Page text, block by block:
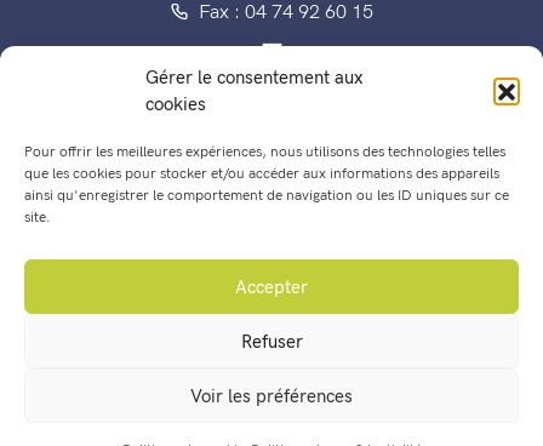
Gérer le consentement aux
cookies
Pour offrir les meilleures expériences, nous utilisons des technologies telles
que les cookies pour stocker et/ou accéder aux informations des appareils
ainsi qu'enregistrer le comportement de navigation ou les ID uniques sur ce
site.
Accepter
Refuser
Voir les préférences
Fax : 04 74 92 60 15
Les Conseils municipaux
Vos démarches en ligne
Actualités